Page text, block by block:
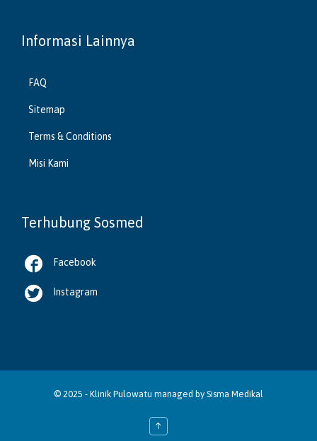
Informasi Lainnya
FAQ
Sitemap
Terms & Conditions
Misi Kami
Terhubung Sosmed
 Facebook
 Instagram
© 2025 - Klinik Pulowatu managed by Sisma Medikal
↑